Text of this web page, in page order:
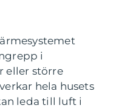
i
eller större
hela husets
leda till luft i